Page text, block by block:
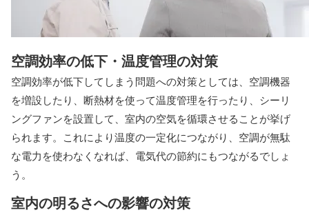
空調効率の低下・温度管理の対策
空調効率が低下してしまう問題への対策としては、空調機器
を増設したり、断熱材を使って温度管理を行ったり、シーリ
ングファンを設置して、室内の空気を循環させることが挙げ
られます。これにより温度の一定化につながり、空調が無駄
な電力を使わなくなれば、電気代の節約にもつながるでしょ
う。
室内の明るさへの影響の対策